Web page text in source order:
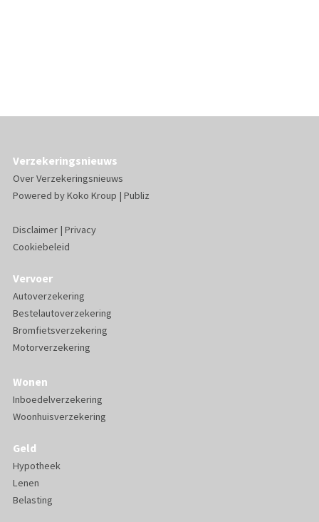
Verzekeringsnieuws
Over Verzekeringsnieuws
Powered byKoko Kroup | Publiz
Disclaimer| Privacy
Cookiebeleid
Vervoer
Autoverzekering
Bestelautoverzekering
Bromfietsverzekering
Motorverzekering
Wonen
Inboedelverzekering
Woonhuisverzekering
Geld
Hypotheek
Lenen
Belasting